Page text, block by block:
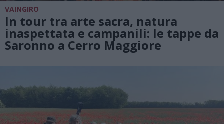
VAINGIRO
In tour tra arte sacra, natura
inaspettata e campanili: le tappe da
Saronno a Cerro Maggiore